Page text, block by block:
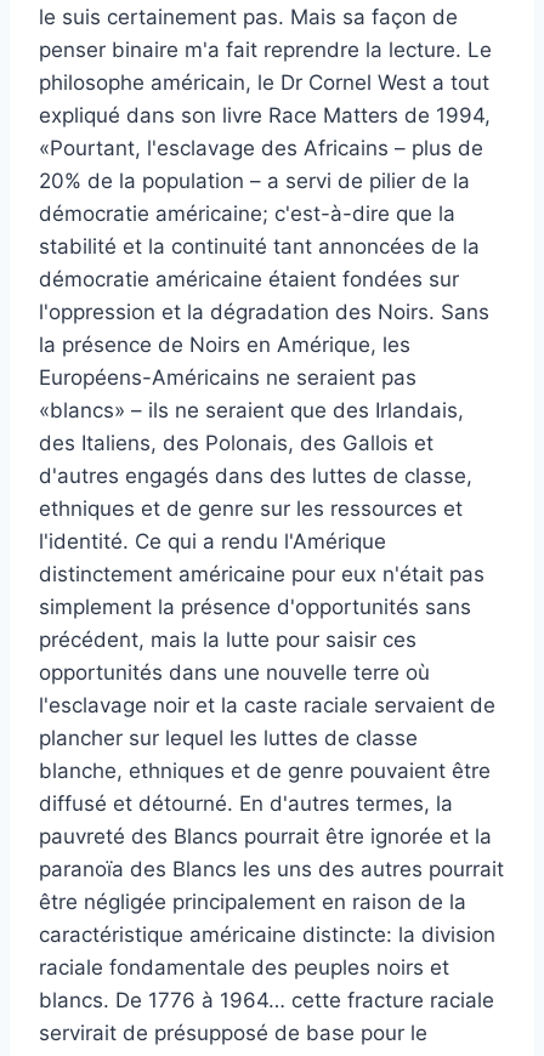
le suis certainement pas. Mais sa façon de
penser binaire m'a fait reprendre la lecture. Le
philosophe américain, le Dr Cornel West a tout
expliqué dans son livre Race Matters de 1994,
«Pourtant, l'esclavage des Africains – plus de
20% de la population – a servi de pilier de la
démocratie américaine; c'est-à-dire que la
stabilité et la continuité tant annoncées de la
démocratie américaine étaient fondées sur
l'oppression et la dégradation des Noirs. Sans
la présence de Noirs en Amérique, les
Européens-Américains ne seraient pas
«blancs» – ils ne seraient que des Irlandais,
des Italiens, des Polonais, des Gallois et
d'autres engagés dans des luttes de classe,
ethniques et de genre sur les ressources et
l'identité. Ce qui a rendu l'Amérique
distinctement américaine pour eux n'était pas
simplement la présence d'opportunités sans
précédent, mais la lutte pour saisir ces
opportunités dans une nouvelle terre où
l'esclavage noir et la caste raciale servaient de
plancher sur lequel les luttes de classe
blanche, ethniques et de genre pouvaient être
diffusé et détourné. En d'autres termes, la
pauvreté des Blancs pourrait être ignorée et la
paranoïa des Blancs les uns des autres pourrait
être négligée principalement en raison de la
caractéristique américaine distincte: la division
raciale fondamentale des peuples noirs et
blancs. De 1776 à 1964… cette fracture raciale
servirait de présupposé de base pour le